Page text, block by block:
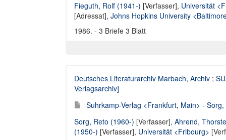
Fieguth, Rolf (1941-) [Verfasser], Universität
[Adressat], Johns Hopkins University
1986. - 3 Briefe 3 Blatt
Deutsches Literaturarchiv Marbach, Archiv ;
Verlagsarchiv]
Suhrkamp-Verlag <Frankfurt, Main> -
Sorg, Reto (1960-) [Verfasser], Ahrend,
(1950-) [Verfasser], Universität <Fribourg>